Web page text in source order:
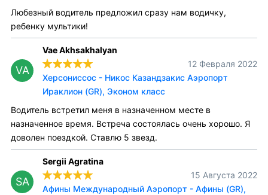
Любезный водитель предложил сразу нам водичку,
ребенку мультики!
VA
Vae Akhsakhalyan
12 Февраля 2022
Херсониссос - Никос Казандзакис Аэропорт
Ираклион (GR), Эконом класс
Водитель встретил меня в назначенном месте в
назначенное время. Встреча состоялась очень хорошо. Я
доволен поездкой. Ставлю 5 звезд.
SA
Sergii Agratina
15 Августа 2022
Афины Международный Аэропорт - Афины (GR),